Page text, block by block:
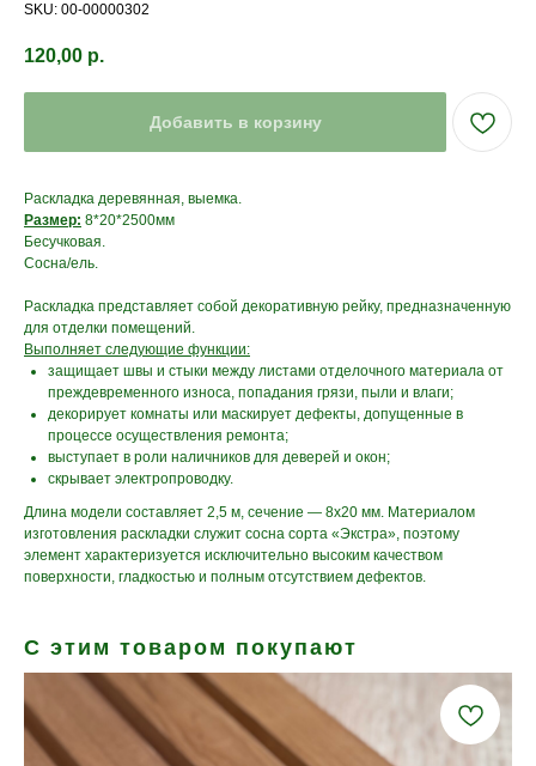
SKU: 00-00000302
120,00 р.
Добавить в корзину
Раскладка деревянная, выемка.
Размер: 8*20*2500мм
Бесучковая.
Сосна/ель.
Раскладка представляет собой декоративную рейку, предназначенную
для отделки помещений.
Выполняет следующие функции:
защищает швы и стыки между листами отделочного материала от
преждевременного износа, попадания грязи, пыли и влаги;
декорирует комнаты или маскирует дефекты, допущенные в
процессе осуществления ремонта;
выступает в роли наличников для деверей и окон;
скрывает электропроводку.
Длина модели составляет 2,5 м, сечение — 8x20 мм. Материалом
изготовления раскладки служит сосна сорта «Экстра», поэтому
элемент характеризуется исключительно высоким качеством
поверхности, гладкостью и полным отсутствием дефектов.
С этим товаром покупают